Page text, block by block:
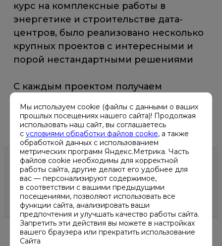
курс на комплексные работы в
энергетике и строительстве дата-
центров, было реализовано несколько
крупных проектов с интересными и
порой нестандартными решениями
С каждым проектом получаем
экспертизу
ДРУГИЕ НОВОСТИ
Мы используем cookie (файлы с данными о ваших
прошлых посещениях нашего сайта)! Продолжая
использовать наш сайт, вы соглашаетесь
с условиями обработки файлов cookie, а также
обработкой данных с использованием
метрических программ Яндекс.Метрика. Часть
файлов cookie необходимы для корректной
работы сайта, другие делают его удобнее для
вас — персонализируют содержимое,
в соответствии с вашими предыдущими
посещениями, позволяют использовать все
функции сайта, анализировать ваши
предпочтения и улучшать качество работы сайта.
Запретить эти действия вы можете в настройках
вашего браузера или прекратить использование
Сайта